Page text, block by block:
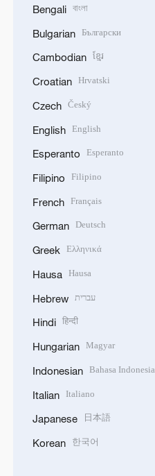
Bengali বাংলা
Bulgarian Български
Cambodian ខ្មែរ
Croatian Hrvatski
Czech Český
English English
Esperanto Esperanto
Filipino Filipino
French Français
German Deutsch
Greek Ελληνικά
Hausa Hausa
Hebrew עברית
Hindi हिन्दी
Hungarian Magyar
Indonesian Bahasa Indonesia
Italian Italiano
Japanese 日本語
Korean 한국어